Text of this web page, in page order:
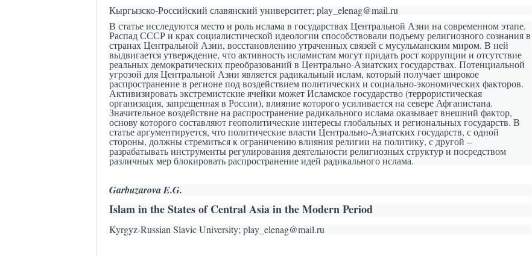
Кыргызско-Российский славянский университет; play_elenag@mail.ru
В статье исследуются место и роль ислама в государствах Центральной Азии на современном этапе.
Распад СССР и крах социалистической идеологии способствовали подъему религиозного сознания в
странах Центральной Азии, восстановлению утраченных связей с мусульманским миром. В ней
выдвигается утверждение, что активность исламистам могут придать рост коррупции и отсутствие
реальных демократических преобразований в Центрально-Азиатских государствах. Потенциальной
угрозой для Центральной Азии является радикальный ислам, который получает широкое
распространение в регионе под воздействием политических и социально-экономических факторов.
Активизировать экстремистские ячейки может Исламское государство (террористическая
организация, запрещенная в России), влияние которого усиливается на севере Афганистана.
Значительное воздействие на распространение радикального ислама оказывает внешний фактор,
основу которого составляют геополитические интересы глобальных и региональных государств. В
статье аргументируется, что политические власти Центрально-Азиатских государств, с одной
стороны, должны стремиться к ограничению влияния религии на политику, с другой –
разрабатывать инструменты регулирования деятельности религиозных структур и посредством
различных мер блокировать распространение идей радикального ислама.
Garbuzarova E.G.
Islam in the States of Central Asia in the Modern Period
Kyrgyz-Russian Slavic University; play_elenag@mail.ru